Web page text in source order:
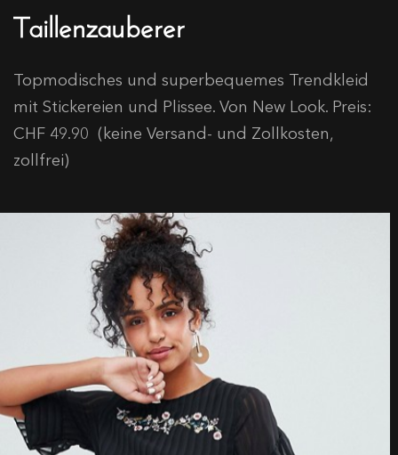
Taillenzauberer
Topmodisches und superbequemes Trendkleid
mit Stickereien und Plissee. Von New Look. Preis:
CHF 49.90 (keine Versand- und Zollkosten,
zollfrei)